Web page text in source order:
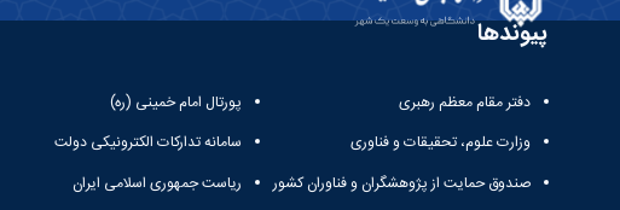
پیوندها
دفتر مقام معظم رهبری
وزارت علوم، تحقیقات و فناوری
صندوق حمایت از پژوهشگران و فناوران کشور
پورتال امام خمینی (ره)
سامانه تدارکات الکترونیکی دولت
ریاست جمهوری اسلامی ایران